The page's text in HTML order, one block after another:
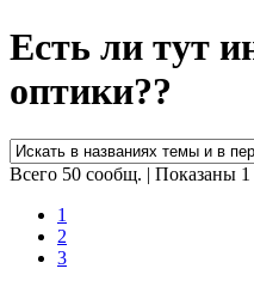
Есть ли тут
оптики??
Всего 50 сообщ. | Показаны 1
1
2
3